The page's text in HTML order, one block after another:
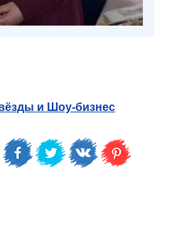
и Шоу-бизнес